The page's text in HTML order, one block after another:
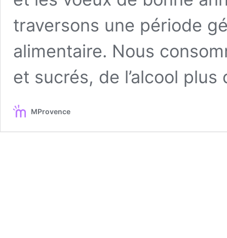
traversons une période
alimentaire. Nous
et sucrés, de l’alcool
MProvence